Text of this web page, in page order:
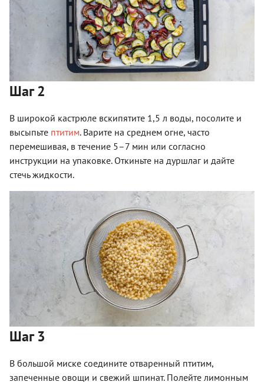
Шаг 2
В широкой кастрюле вскипятите 1,5 л воды, посолите и
высыпьте птитим. Варите на среднем огне, часто
перемешивая, в течение 5–7 мин или согласно
инструкции на упаковке. Откиньте на дуршлаг и дайте
стечь жидкости.
Шаг 3
В большой миске соедините отваренный птитим,
запеченные овощи и свежий шпинат. Полейте лимонным